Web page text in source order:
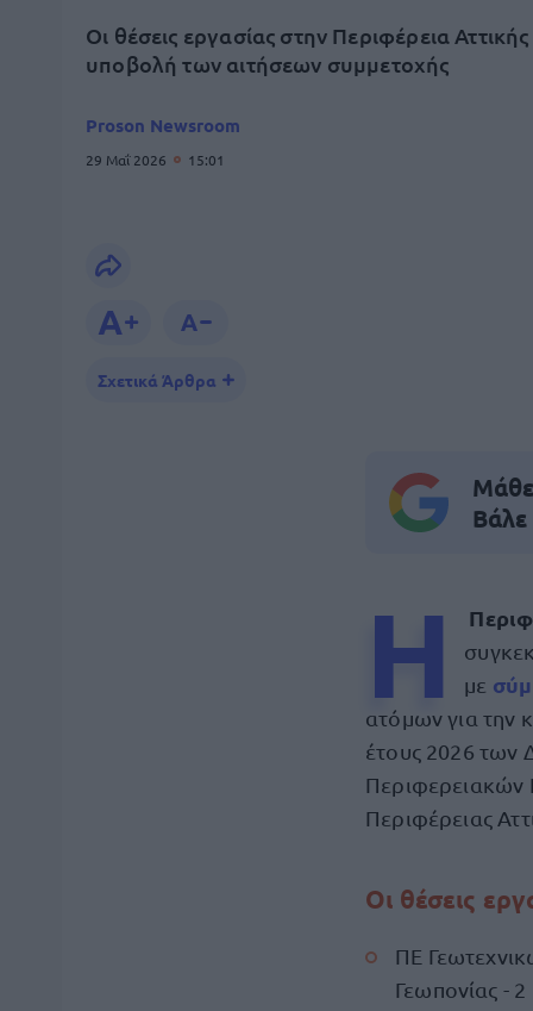
Οι θέσεις εργασίας στην Περιφέρεια
υποβολή των αιτήσεων συμμετοχής
Proson Newsroom
29 Μαΐ 2026 15:01
Σχετικά Άρθρα
Μάθε
Η
με
ατόμων για την
έτους 2026 των
Περιφερειακών
Περιφέρειας
Οι θέσεις
ΠΕ
Γεωπονίας - 2